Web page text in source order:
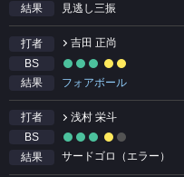
結果
見逃し三振
打者
吉田 正尚
BS
結果
フォアボール
打者
浅村 栄斗
BS
結果
サードゴロ（エラー）